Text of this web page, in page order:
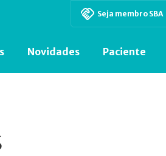
Seja membro SBA
Novidades Paciente